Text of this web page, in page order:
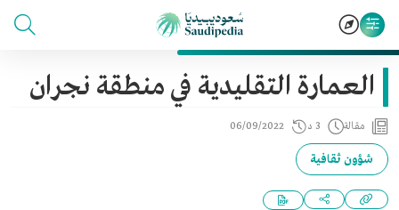
العمارة التقليدية في منطقة نجران
مقالة 3 د 06/09/2022
شؤون ثقافية